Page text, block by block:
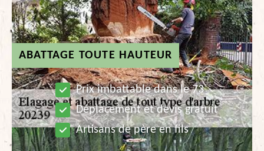
ABATTAGE TOUTE HAUTEUR
Prix imbattable dans le 73
Déplacement et devis gratuit
Artisans de père en fils